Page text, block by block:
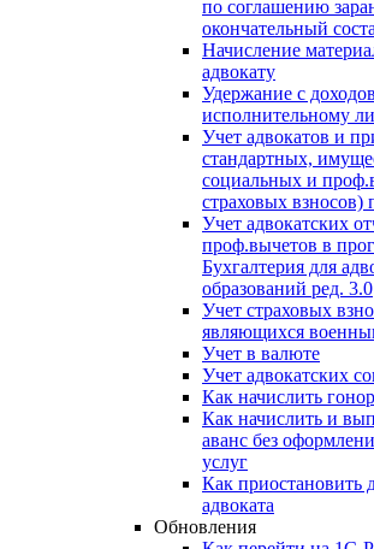
по соглашению
окончательный
Начисление
адвокату
Удержание с
исполнительному
Учет адвокатов и
стандартных,
социальных и
страховых
Учет адвокатских
проф.вычетов в
Бухгалтерия для
образований ред. 3.0
Учет страховых
являющихся
Учет в валюте
Учет адвокатских
Как начислить
Как начислить и
аванс без
услуг
Как приостановить
адвоката
Обновления